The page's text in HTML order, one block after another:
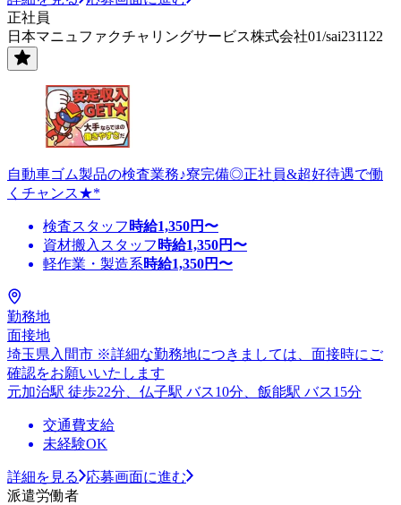
正社員
日本マニュファクチャリングサービス株式会社01/sai231122
自動車ゴム製品の検査業務♪寮完備◎正社員&超好待遇で働
くチャンス★*
検査スタッフ 時給1,350円〜
資材搬入スタッフ 時給1,350円〜
軽作業・製造系時給1,350円〜
勤務地
面接地
埼玉県入間市 ※詳細な勤務地につきましては、面接時にご
確認をお願いいたします
元加治駅 徒歩22分、仏子駅 バス10分、飯能駅 バス15分
交通費支給
未経験OK
詳細を見る
応募画面に進む
派遣労働者